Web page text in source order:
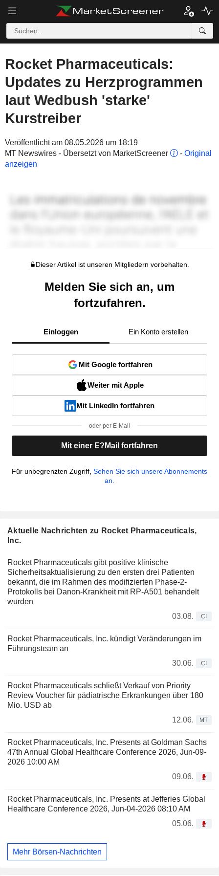
Rocket Pharmaceuticals:
Updates zu Herzprogrammen
laut Wedbush 'starke'
Kurstreiber
Veröffentlicht am 08.05.2026 um 18:19
MT Newswires - Übersetzt von MarketScreener
- Original
anzeigen
Dieser Artikel ist unseren Mitgliedern vorbehalten.
Melden Sie sich an, um
fortzufahren.
Einloggen Ein Konto erstellen
Mit Google fortfahren
Weiter mit Apple
Mit LinkedIn fortfahren
oder per E-Mail
Mit einer E?Mail fortfahren
Für unbegrenzten Zugriff, Sehen Sie sich unsere Abonnements
an.
Aktuelle Nachrichten zu Rocket Pharmaceuticals,
Inc.
Rocket Pharmaceuticals gibt positive klinische
Sicherheitsaktualisierung zu den ersten drei Patienten
bekannt, die im Rahmen des modifizierten Phase-2-
Protokolls bei Danon-Krankheit mit RP-A501 behandelt
wurden
03.08.
CI
Rocket Pharmaceuticals, Inc. kündigt Veränderungen im
Führungsteam an
30.06.
CI
Rocket Pharmaceuticals schließt Verkauf von Priority
Review Voucher für pädiatrische Erkrankungen über 180
Mio. USD ab
12.06.
MT
Rocket Pharmaceuticals, Inc. Presents at Goldman Sachs
47th Annual Global Healthcare Conference 2026, Jun-09-
2026 10:00 AM
09.06.
Rocket Pharmaceuticals, Inc. Presents at Jefferies Global
Healthcare Conference 2026, Jun-04-2026 08:10 AM
05.06.
Mehr Börsen-Nachrichten